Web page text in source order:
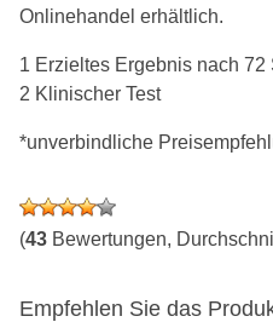
Onlinehandel erhältlich.
1 Erzieltes Ergebnis nach 72
2 Klinischer Test
*unverbindliche
(43 Bewertungen,
Empfehlen Sie das